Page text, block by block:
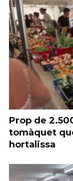
Prop de
tomàquet
hortalissa